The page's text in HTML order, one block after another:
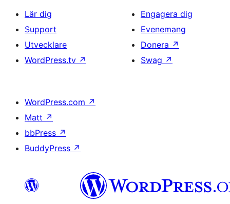
Lär dig
Support
Utvecklare
WordPress.tv ↗
Engagera dig
Evenemang
Donera ↗
Swag ↗
WordPress.com ↗
Matt ↗
bbPress ↗
BuddyPress ↗